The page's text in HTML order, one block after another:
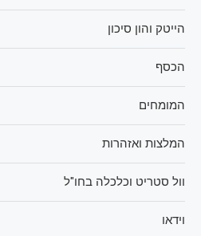
הייטק והון סיכון
הכסף
המומחים
המלצות ואזהרות
וול סטריט וכלכלה בחו"ל
וידאו